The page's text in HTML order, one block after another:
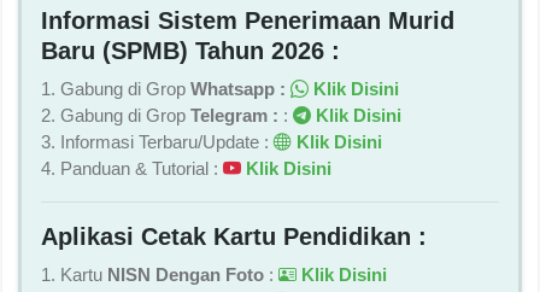
Informasi Sistem Penerimaan Murid
Baru (SPMB) Tahun 2026 :
1. Gabung di Grop Whatsapp :
Klik Disini
2. Gabung di Grop Telegram : :
Klik Disini
3. Informasi Terbaru/Update :
Klik Disini
4. Panduan & Tutorial :
Klik Disini
Aplikasi Cetak Kartu Pendidikan :
1. Kartu NISN Dengan Foto :
Klik Disini